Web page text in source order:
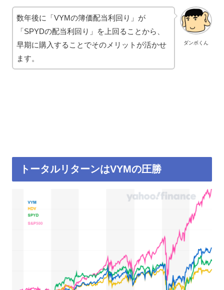
ダンボくん
数年後に「VYMの簿価配当利回り」が
「SPYDの配当利回り」を上回ることから、
早期に購入することでそのメリットが活かせ
ます。
トータルリターンはVYMの圧勝